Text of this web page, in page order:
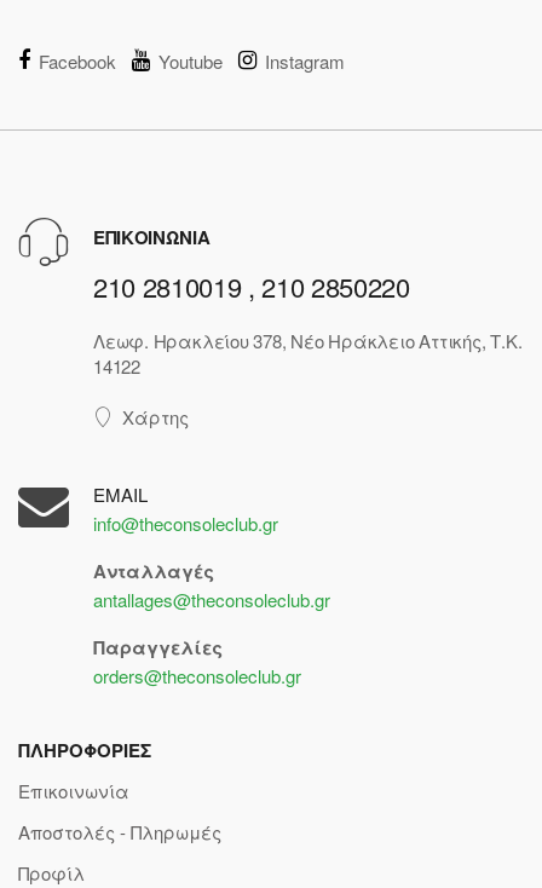
Facebook Youtube Instagram
ΕΠΙΚΟΙΝΩΝΙΑ
210 2810019 , 210 2850220
Λεωφ. Ηρακλείου 378, Νέο Ηράκλειο Αττικής, Τ.Κ.
14122
Χάρτης
EMAIL
info@theconsoleclub.gr
Ανταλλαγές
antallages@theconsoleclub.gr
Παραγγελίες
orders@theconsoleclub.gr
ΠΛΗΡΟΦΟΡΙΕΣ
Επικοινωνία
Αποστολές - Πληρωμές
Προφίλ